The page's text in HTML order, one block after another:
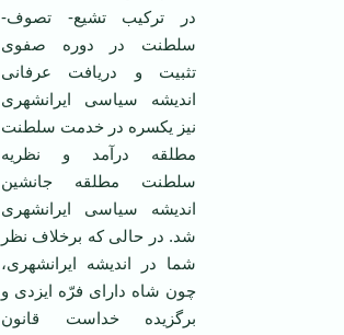
در ترکیب تشیع- تصوف-
سلطنت در دوره صفوی
تثبیت و دریافت عرفانی
اندیشه سیاسی ایرانشهری
نیز یکسره در خدمت سلطنت
مطلقه درآمد و نظریه
سلطنت مطلقه جانشین
اندیشه سیاسی ایرانشهری
شد. در حالی که برخلاف نظر
شما در اندیشه ایرانشهری،
چون شاه دارای فرّه ایزدی و
برگزیده خداست قانون